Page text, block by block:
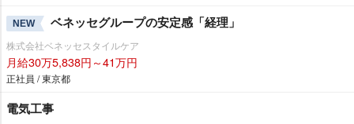
NEW ベネッセグループの安定感「経理」
株式会社ベネッセスタイルケア
月給30万5,838円～41万円
正社員 / 東京都
電気工事